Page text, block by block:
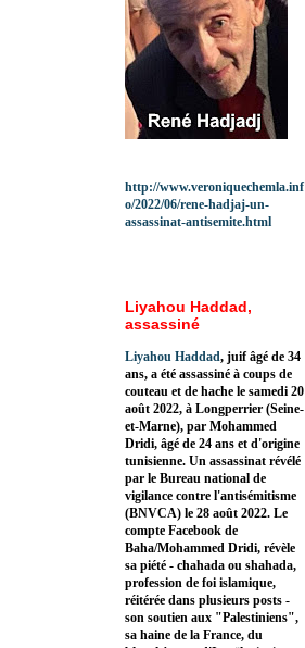
http://www.veroniquechemla.inf
o/2022/06/rene-hadjaj-un-
assassinat-antisemite.html
Liyahou Haddad,
assassiné
Liyahou Haddad, juif âgé de 34
ans, a été assassiné à coups de
couteau et de hache le samedi 20
août 2022, à Longperrier (Seine-
et-Marne), par Mohammed
Dridi, âgé de 24 ans et d'origine
tunisienne. Un assassinat révélé
par le Bureau national de
vigilance contre l'antisémitisme
(BNVCA) le 28 août 2022. Le
compte Facebook de
Baha/Mohammed Dridi, révèle
sa piété - chahada ou shahada,
profession de foi islamique,
réitérée dans plusieurs posts -
son soutien aux "Palestiniens",
sa haine de la France, du